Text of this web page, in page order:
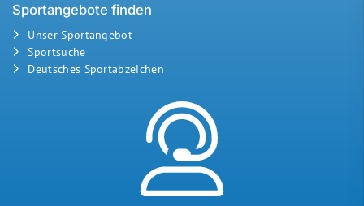
Sportangebote finden
Unser Sportangebot
Sportsuche
Deutsches Sportabzeichen